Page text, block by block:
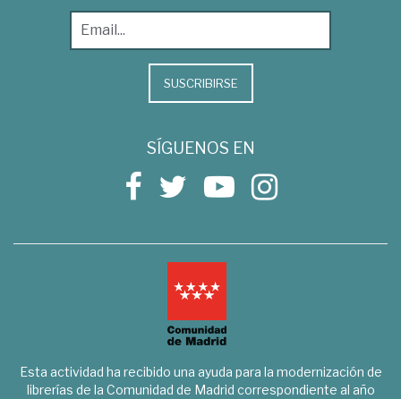
SUSCRIBIRSE
SÍGUENOS EN
Esta actividad ha recibido una ayuda para la modernización de
librerías de la Comunidad de Madrid correspondiente al año